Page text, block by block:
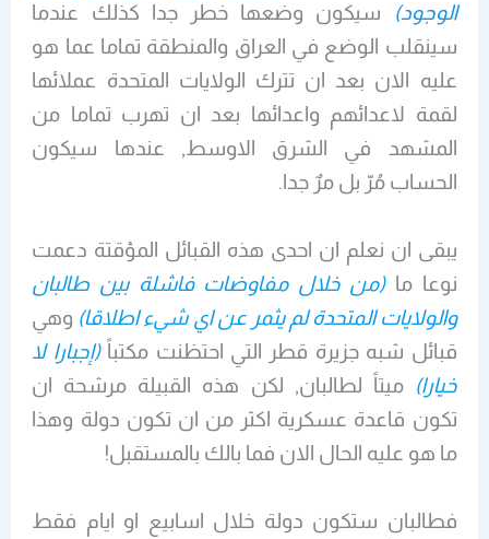
الوجود)
سيكون وضعها خطر جدا كذلك عندما
سينقلب الوضع في العراق والمنطقة تماما عما هو
عليه الان بعد ان تترك الولايات المتحدة عملائها
لقمة لاعدائهم واعدائها بعد ان تهرب تماما من
المشهد في الشرق الاوسط, عندها سيكون
الحساب مُرّ بل مرٌ جدا.
يبقى ان نعلم ان احدى هذه القبائل المؤقتة دعمت
نوعا ما(من خلال مفاوضات فاشلة بين طالبان
والولايات المتحدة لم يثمر عن اي شيء اطلاقا) وهي
قبائل شبه جزيرة قطر التي احتظنت مكتباً(إجبارا لا
خيارا) ميتاً لطالبان, لكن هذه القبيلة مرشحة ان
تكون قاعدة عسكرية اكثر من ان تكون دولة وهذا
ما هو عليه الحال الان فما بالك بالمستقبل!
فطالبان ستكون دولة خلال اسابيع او ايام فقط